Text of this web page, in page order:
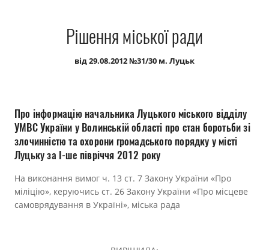
Публічна інформація
Документи
Рішення міської ради
від 29.08.2012 №31/30 м. Луцьк
Про інформацію начальника Луцького міського відділу
УМВС України у Волинській області про стан боротьби зі
злочинністю та охорони громадського порядку у місті
Луцьку за І-ше півріччя 2012 року
На виконання вимог ч. 13 ст. 7 Закону України «Про
міліцію», керуючись ст. 26 Закону України «Про місцеве
самоврядування в Україні», міська рада